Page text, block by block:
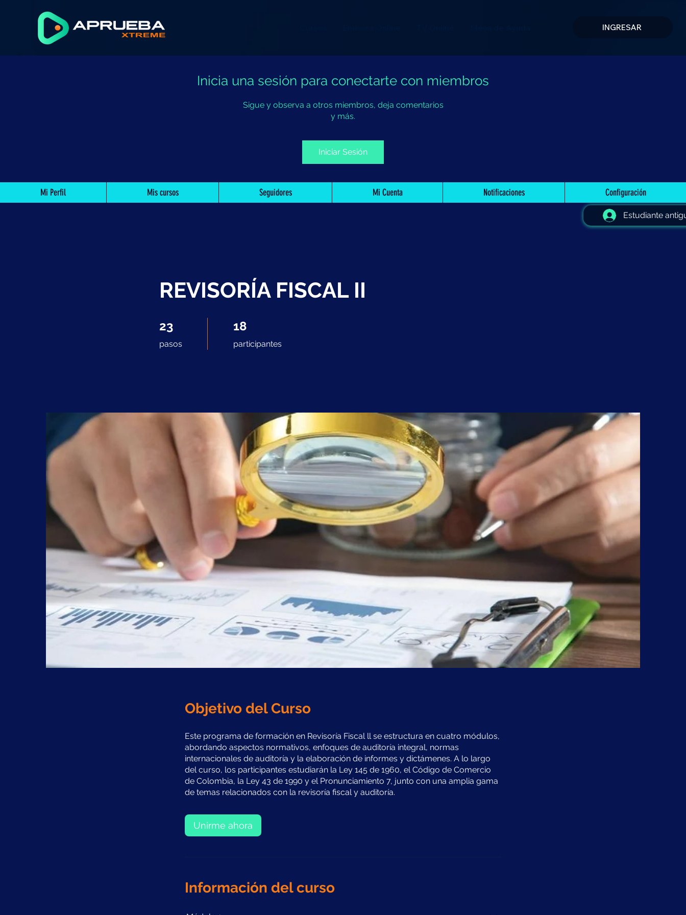
INGRESAR
Inicia una sesión para conectarte con miembros
Sigue y observa a otros miembros, deja comentarios
y más.
Iniciar Sesión
Mi Perfil Mis cursos Seguidores Mi Cuenta Notificaciones Configuración
Estudiante
REVISORÍA FISCAL II
23
pasos
18
participantes
Objetivo del Curso
Este programa de formación en Revisoría Fiscal ll se estructura en cuatro módulos,
abordando aspectos normativos, enfoques de auditoría integral, normas
internacionales de auditoría y la elaboración de informes y dictámenes. A lo largo
del curso, los participantes estudiarán la Ley 145 de 1960, el Código de Comercio
de Colombia, la Ley 43 de 1990 y el Pronunciamiento 7, junto con una amplia gama
de temas relacionados con la revisoría fiscal y auditoría.
Unirme ahora
Información del curso